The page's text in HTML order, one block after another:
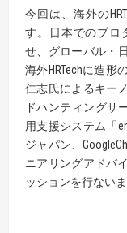
今回は、海外の
す。日本でのプロ
せ、グローバル・
海外HRTechに造形
仁志氏によるキー
ドハンティングサ
用支援システム「
ジャパン、
ニアリングアドバ
ッションを行ないま